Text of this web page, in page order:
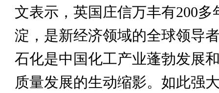
文表示，英国庄信万丰有200多
淀，是新经济领域的全球领导
石化是中国化工产业蓬勃发展
质量发展的生动缩影。如此强